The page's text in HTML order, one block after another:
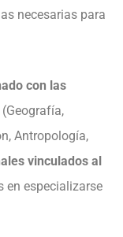
necesarias para
con las
(Geografía,
Antropología,
vinculados al
en especializarse